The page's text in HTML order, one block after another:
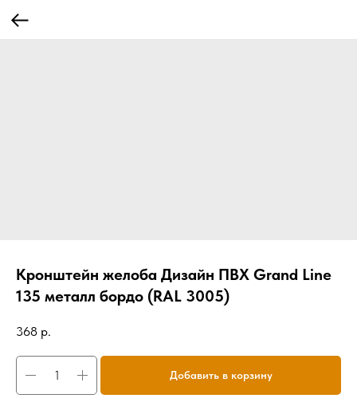
Кронштейн желоба Дизайн ПВХ Grand Line
135 металл бордо (RAL 3005)
368 р.
Добавить в корзину